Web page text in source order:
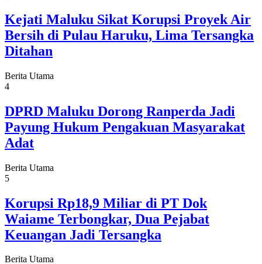
Kejati Maluku Sikat Korupsi Proyek Air
Bersih di Pulau Haruku, Lima Tersangka
Ditahan
Berita Utama
4
DPRD Maluku Dorong Ranperda Jadi
Payung Hukum Pengakuan Masyarakat
Adat
Berita Utama
5
Korupsi Rp18,9 Miliar di PT Dok
Waiame Terbongkar, Dua Pejabat
Keuangan Jadi Tersangka
Berita Utama